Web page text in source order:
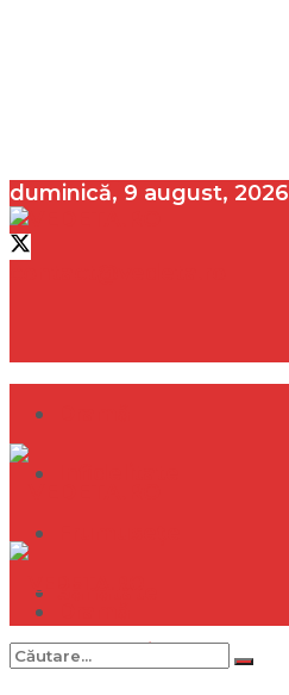
duminică, 9 august, 2026
Internațional